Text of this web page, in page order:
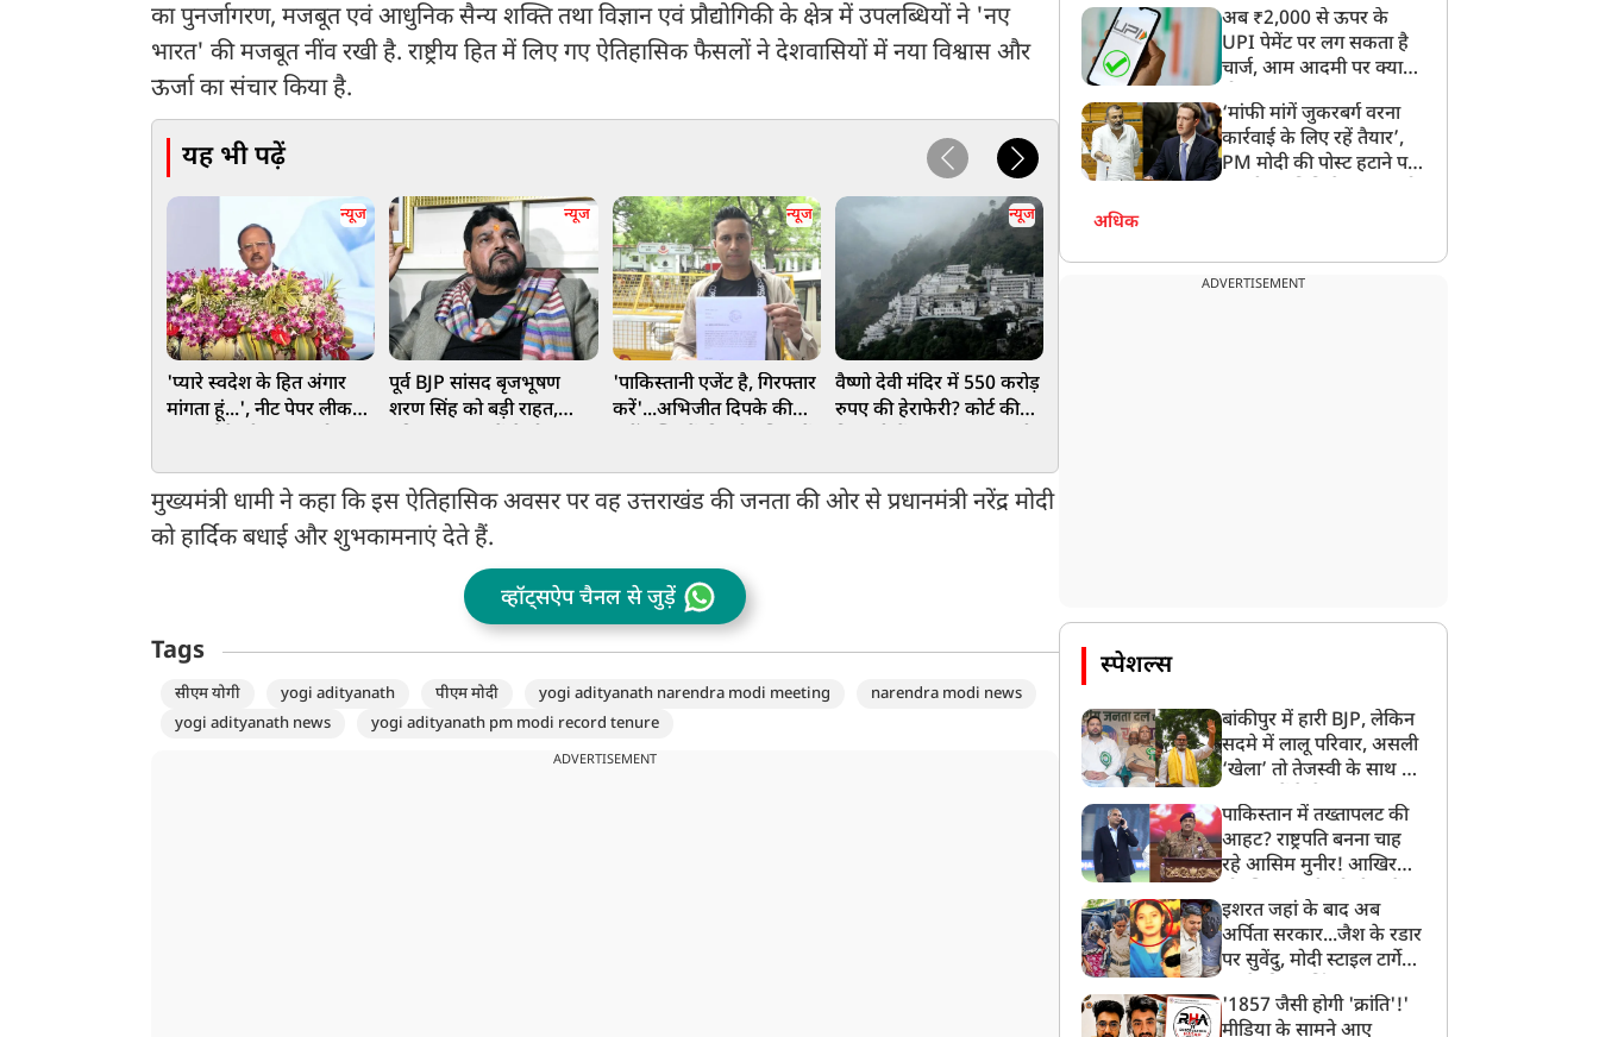
का पुनर्जागरण, मजबूत एवं आधुनिक सैन्य शक्ति तथा विज्ञान एवं प्रौद्योगिकी के क्षेत्र में उपलब्धियों ने 'नए
भारत' की मजबूत नींव रखी है. राष्ट्रीय हित में लिए गए ऐतिहासिक फैसलों ने देशवासियों में नया विश्वास और
ऊर्जा का संचार किया है.
यह भी पढ़ें
न्यूज
'प्यारे स्वदेश के हित अंगार
मांगता हूं...', नीट पेपर लीक
संदेश
न्यूज
पूर्व BJP सांसद बृजभूषण
शरण सिंह को बड़ी राहत,
हुए बड़ी
न्यूज
'पाकिस्तानी एजेंट है, गिरफ्तार
करें'...अभिजीत दिपके की
मांग
न्यूज
वैष्णो देवी मंदिर में 550 करोड़
रुपए की हेराफेरी? कोर्ट की
खुला चैलेंज
मुख्यमंत्री धामी ने कहा कि इस ऐतिहासिक अवसर पर वह उत्तराखंड की जनता की ओर से प्रधानमंत्री नरेंद्र मोदी
को हार्दिक बधाई और शुभकामनाएं देते हैं.
व्हॉट्सऐप चैनल से जुड़ें
Tags
सीएम योगी yogi adityanath पीएम मोदी yogi adityanath narendra modi meeting
narendra modi news
yogi adityanath news
yogi adityanath pm modi record tenure
ADVERTISEMENT
अब ₹2,000 से ऊपर के
UPI पेमेंट पर लग सकता है
चार्ज, आम आदमी पर क्या
‘मांफी मांगें जुकरबर्ग वरना
कार्रवाई के लिए रहें तैयार’,
PM मोदी की पोस्ट हटाने पर
अधिक
ADVERTISEMENT
स्पेशल्स
बांकीपुर में हारी BJP, लेकिन
सदमे में लालू परिवार, असली
‘खेला’ तो तेजस्वी के साथ हो
पाकिस्तान में तख्तापलट की
आहट? राष्ट्रपति बनना चाह
रहे आसिम मुनीर! आखिर
बनाया मोहरा?
इशरत जहां के बाद अब
अर्पिता सरकार...जैश के रडार
पर सुवेंदु, मोदी स्टाइल टार्गेट
बड़ा एक्शन!
'1857 जैसी होगी 'क्रांति'!'
मीडिया के सामने आए